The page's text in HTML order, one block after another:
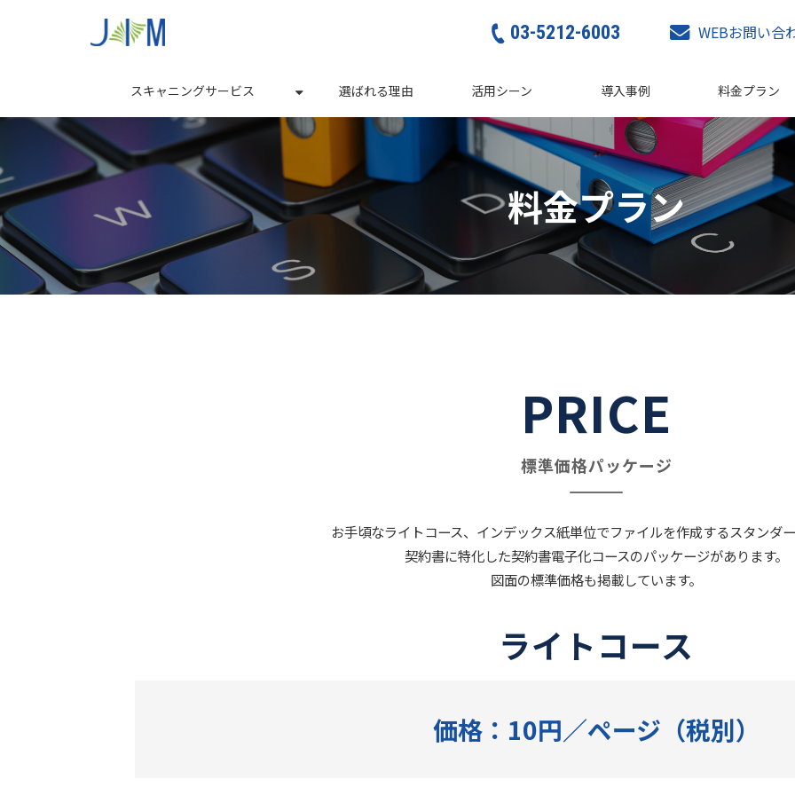
03-5212-6003 WEBお問い合
スキャニングサービス 選ばれる理由 活用シーン 導入事例 料金プラン
料金プラン
PRICE
標準価格パッケージ
お手頃なライトコース、インデックス紙単位でファイルを作成するスタンダー
契約書に特化した契約書電子化コースのパッケージがあります。
図面の標準価格も掲載しています。
ライトコース
価格：10円／ページ（税別）